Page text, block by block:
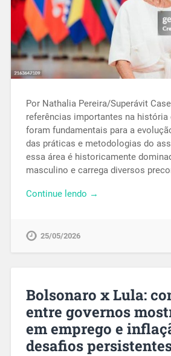
Por Nathalia Pereira/Superávit
referências importantes na história
foram fundamentais para a
das práticas e metodologias do
essa área é historicamente
masculino e carrega diversos
Continue lendo →
25/05/2026
Bolsonaro x Lula:
entre governos
em emprego e
desafios